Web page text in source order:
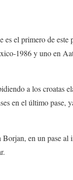
es el primero de
1986 y uno en
a los croatas
en el último pase,
en un pase al